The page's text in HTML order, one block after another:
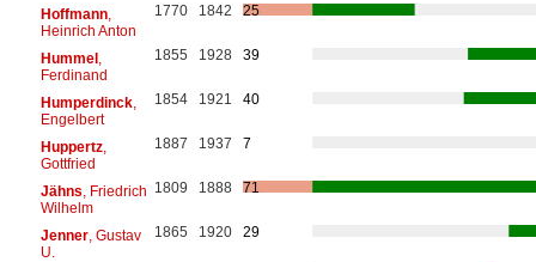
Hoffmann,
Heinrich Anton
1770 1842 25
Hummel,
Ferdinand
1855 1928 39
Humperdinck,
Engelbert
1854 1921 40
Huppertz,
Gottfried
1887 1937 7
Jähns , Friedrich
Wilhelm
1809 1888 71
Jenner, Gustav
U.
1865 1920 29